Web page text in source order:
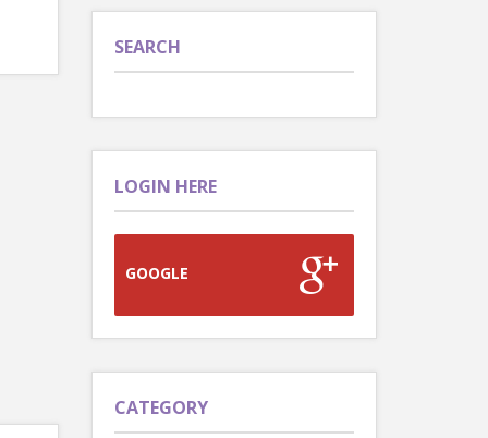
SEARCH
LOGIN HERE
GOOGLE
CATEGORY